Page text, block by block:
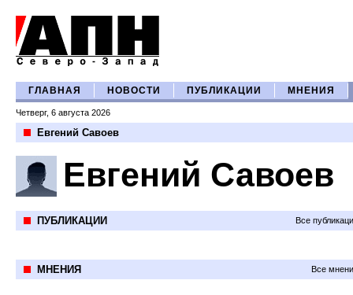
ГЛАВНАЯ НОВОСТИ ПУБЛИКАЦИИ МНЕНИЯ
Четверг, 6 августа 2026
Евгений Савоев
Евгений Савоев
ПУБЛИКАЦИИ Все
МНЕНИЯ Все